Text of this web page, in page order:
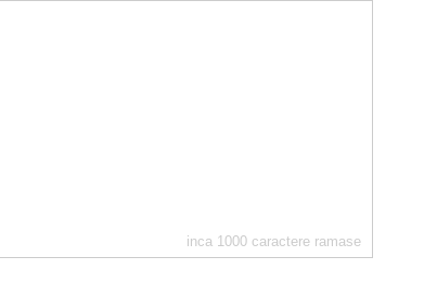
inca 1000 caractere ramase